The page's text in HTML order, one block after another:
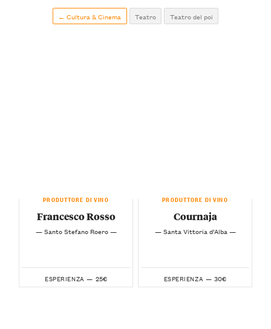
← Cultura & Cinema Teatro Teatro del poi
PRODUTTORE DI VINO
Francesco Rosso
— Santo Stefano Roero —
ESPERIENZA — 25€
PRODUTTORE DI VINO
Cournaja
— Santa Vittoria d’Alba —
ESPERIENZA — 30€